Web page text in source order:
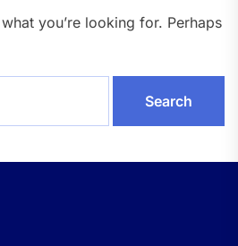
you’re looking for. Perhaps